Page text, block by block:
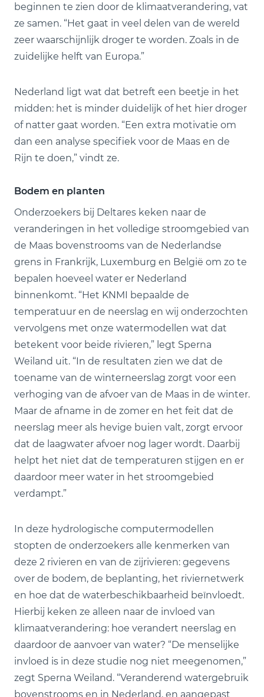
beginnen te zien door de klimaatverandering, vat
ze samen. “Het gaat in veel delen van de wereld
zeer waarschijnlijk droger te worden. Zoals in de
zuidelijke helft van Europa.”
Nederland ligt wat dat betreft een beetje in het
midden: het is minder duidelijk of het hier droger
of natter gaat worden. “Een extra motivatie om
dan een analyse specifiek voor de Maas en de
Rijn te doen,” vindt ze.
Bodem en planten
Onderzoekers bij Deltares keken naar de
veranderingen in het volledige stroomgebied van
de Maas bovenstrooms van de Nederlandse
grens in Frankrijk, Luxemburg en België om zo te
bepalen hoeveel water er Nederland
binnenkomt. “Het KNMI bepaalde de
temperatuur en de neerslag en wij onderzochten
vervolgens met onze watermodellen wat dat
betekent voor beide rivieren,” legt Sperna
Weiland uit. “In de resultaten zien we dat de
toename van de winterneerslag zorgt voor een
verhoging van de afvoer van de Maas in de winter.
Maar de afname in de zomer en het feit dat de
neerslag meer als hevige buien valt, zorgt ervoor
dat de laagwater afvoer nog lager wordt. Daarbij
helpt het niet dat de temperaturen stijgen en er
daardoor meer water in het stroomgebied
verdampt.”
In deze hydrologische computermodellen
stopten de onderzoekers alle kenmerken van
deze 2 rivieren en van de zijrivieren: gegevens
over de bodem, de beplanting, het riviernetwerk
en hoe dat de waterbeschikbaarheid beïnvloedt.
Hierbij keken ze alleen naar de invloed van
klimaatverandering: hoe verandert neerslag en
daardoor de aanvoer van water? “De menselijke
invloed is in deze studie nog niet meegenomen,”
zegt Sperna Weiland. “Veranderend watergebruik
bovenstrooms en in Nederland, en aangepast